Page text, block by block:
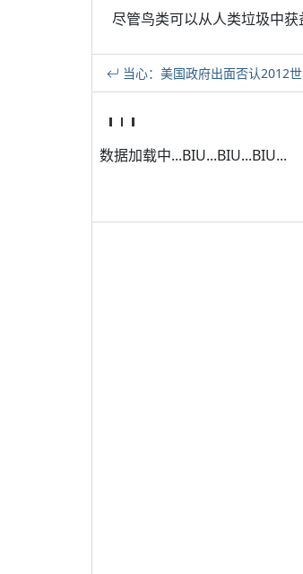
尽管鸟类可以从人类垃圾中获
当心：美国政府出面否认2012
数据加载中...BIU...BIU...BIU...